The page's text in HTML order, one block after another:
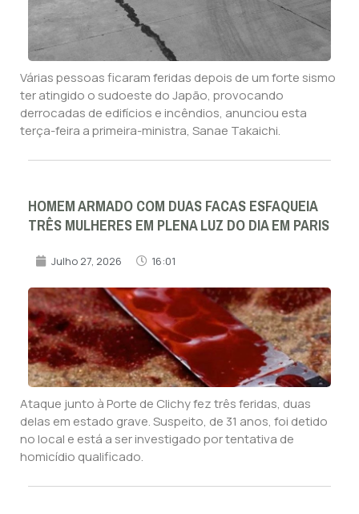
Várias pessoas ficaram feridas depois de um forte sismo
ter atingido o sudoeste do Japão, provocando
derrocadas de edifícios e incêndios, anunciou esta
terça-feira a primeira-ministra, Sanae Takaichi.
HOMEM ARMADO COM DUAS FACAS ESFAQUEIA
TRÊS MULHERES EM PLENA LUZ DO DIA EM PARIS
Julho 27, 2026 16:01
Ataque junto à Porte de Clichy fez três feridas, duas
delas em estado grave. Suspeito, de 31 anos, foi detido
no local e está a ser investigado por tentativa de
homicídio qualificado.